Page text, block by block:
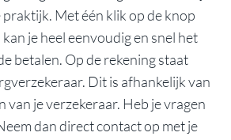
Met één klik op de knop
je heel eenvoudig en snel het
betalen. Op de rekening staat
Dit is afhankelijk van
je verzekeraar. Heb je vragen
dan direct contact op met je